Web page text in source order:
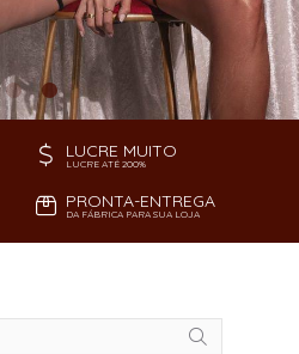
LUCRE MUITO
LUCRE ATÉ 200%
PRONTA-ENTREGA
DA FÁBRICA PARA SUA LOJA